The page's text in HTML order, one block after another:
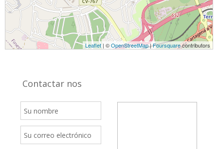
Leaflet| ©OpenStreetMap|Foursquarecontributors
Contactar nos